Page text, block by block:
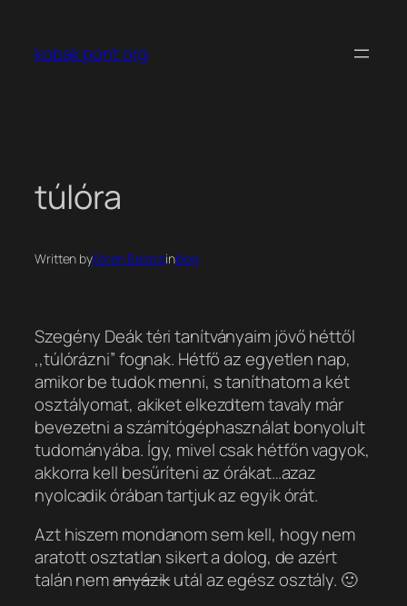
tartalomhoz
kobak pont org
túlóra
Written byKoren Balazsinblog
Szegény Deák téri tanítványaim jövő héttől
,,túlórázni” fognak. Hétfő az egyetlen nap,
amikor be tudok menni, s taníthatom a két
osztályomat, akiket elkezdtem tavaly már
bevezetni a számítógéphasználat bonyolult
tudományába. Így, mivel csak hétfőn vagyok,
akkorra kell besűríteni az órákat…azaz
nyolcadik órában tartjuk az egyik órát.
Azt hiszem mondanom sem kell, hogy nem
aratott osztatlan sikert a dolog, de azért
talán nemanyázikutál az egész osztály. 🙂